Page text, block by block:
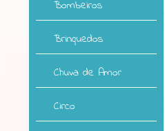
Bombeiros
Brinquedos
Chuva de Amor
Circo